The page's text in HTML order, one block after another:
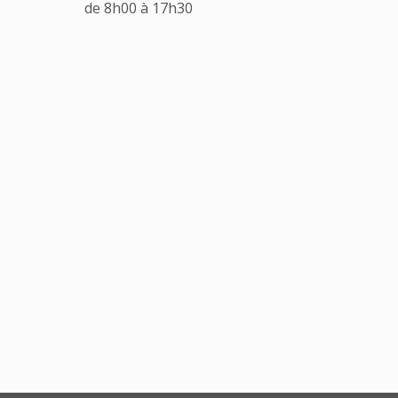
de 8h00 à 17h30